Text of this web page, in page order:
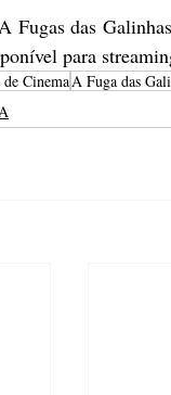
Fugas das
para
CinemaA Fuga das